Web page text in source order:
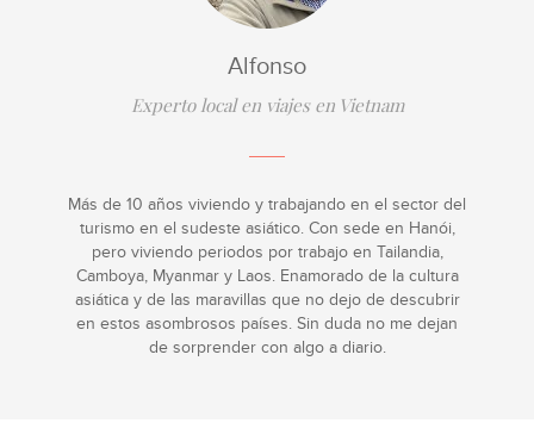
Alfonso
Experto local en viajes en Vietnam
Más de 10 años viviendo y trabajando en el sector del
turismo en el sudeste asiático. Con sede en Hanói,
pero viviendo periodos por trabajo en Tailandia,
Camboya, Myanmar y Laos. Enamorado de la cultura
asiática y de las maravillas que no dejo de descubrir
en estos asombrosos países. Sin duda no me dejan
de sorprender con algo a diario.